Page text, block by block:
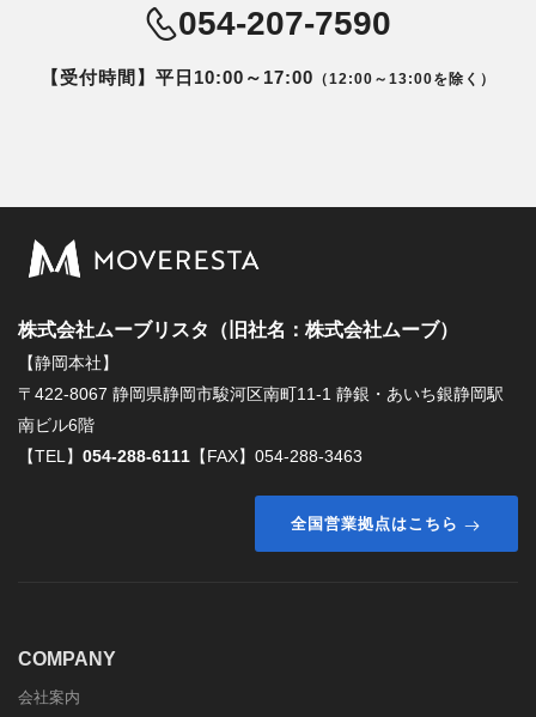
054-207-7590
【受付時間】平日10:00～17:00 （12:00～13:00を除く）
株式会社ムーブリスタ（旧社名：株式会社ムーブ）
【静岡本社】
〒422-8067 静岡県静岡市駿河区南町11-1 静銀・あいち銀静岡駅
南ビル6階
【TEL】 054-288-6111 【FAX】054-288-3463
全国営業拠点はこちら
COMPANY
会社案内